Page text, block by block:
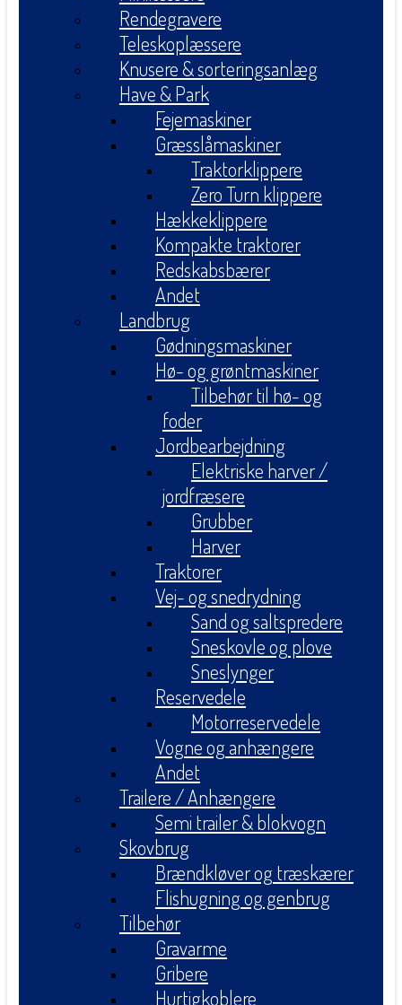
Rendegravere
Teleskoplæssere
Knusere & sorteringsanlæg
Have & Park
Fejemaskiner
Græsslåmaskiner
Traktorklippere
Zero Turn klippere
Hækkeklippere
Kompakte traktorer
Redskabsbærer
Andet
Landbrug
Gødningsmaskiner
Hø- og grøntmaskiner
Tilbehør til hø- og
foder
Jordbearbejdning
Elektriske harver /
jordfræsere
Grubber
Harver
Traktorer
Vej- og snedrydning
Sand og saltspredere
Sneskovle og plove
Sneslynger
Reservedele
Motorreservedele
Vogne og anhængere
Andet
Trailere / Anhængere
Semi trailer & blokvogn
Skovbrug
Brændkløver og træskærer
Flishugning og genbrug
Tilbehør
Gravarme
Gribere
Hurtigkoblere